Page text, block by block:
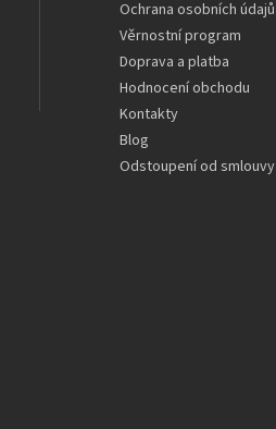
Ochrana osobních údajů
Věrnostní program
Doprava a platba
Hodnocení obchodu
Kontakty
Blog
Odstoupení od smlouvy